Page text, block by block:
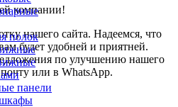
полок
панели
компании!
нашего сайта. Надеемся, что
будет удобней и приятней.
по улучшению нашего
или в WhatsApp.